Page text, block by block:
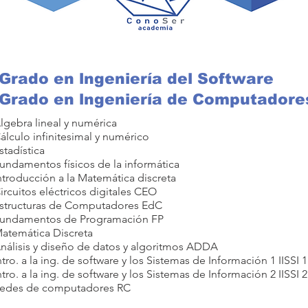
en lngeniería del Software
en lngeniería de
lineal y numérica
infinitesimal y numérico
físicos de la informática
a la Matemática discreta
eléctricos digitales CEO
de Computadores EdC
de Programación FP
Discreta
y diseño de datos y algoritmos ADDA
a la ing. de software y los Sistemas de Información 1 IISSI 1
a la ing. de software y los Sistemas de Información 2 IISSI 2
de computadores RC